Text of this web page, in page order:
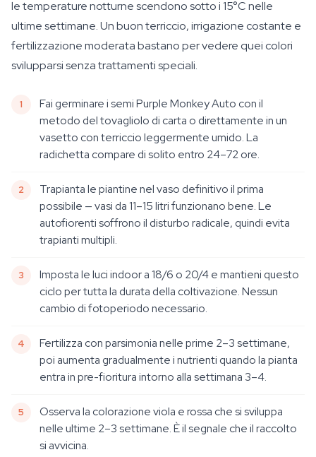
le temperature notturne scendono sotto i 15°C nelle
ultime settimane. Un buon terriccio, irrigazione costante e
fertilizzazione moderata bastano per vedere quei colori
svilupparsi senza trattamenti speciali.
Fai germinare i semi Purple Monkey Auto con il
metodo del tovagliolo di carta o direttamente in un
vasetto con terriccio leggermente umido. La
radichetta compare di solito entro 24–72 ore.
Trapianta le piantine nel vaso definitivo il prima
possibile — vasi da 11–15 litri funzionano bene. Le
autofiorenti soffrono il disturbo radicale, quindi evita
trapianti multipli.
Imposta le luci indoor a 18/6 o 20/4 e mantieni questo
ciclo per tutta la durata della coltivazione. Nessun
cambio di fotoperiodo necessario.
Fertilizza con parsimonia nelle prime 2–3 settimane,
poi aumenta gradualmente i nutrienti quando la pianta
entra in pre-fioritura intorno alla settimana 3–4.
Osserva la colorazione viola e rossa che si sviluppa
nelle ultime 2–3 settimane. È il segnale che il raccolto
si avvicina.